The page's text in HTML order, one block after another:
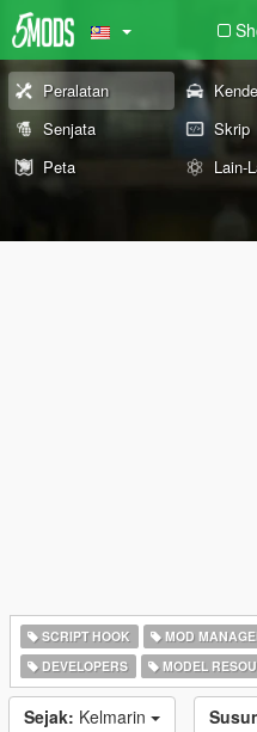
Peralatan
Senjata
Skrip
Peta
Lain-
SCRIPT HOOK MOD
DEVELOPERS
MODEL
Sejak: Kelmarin